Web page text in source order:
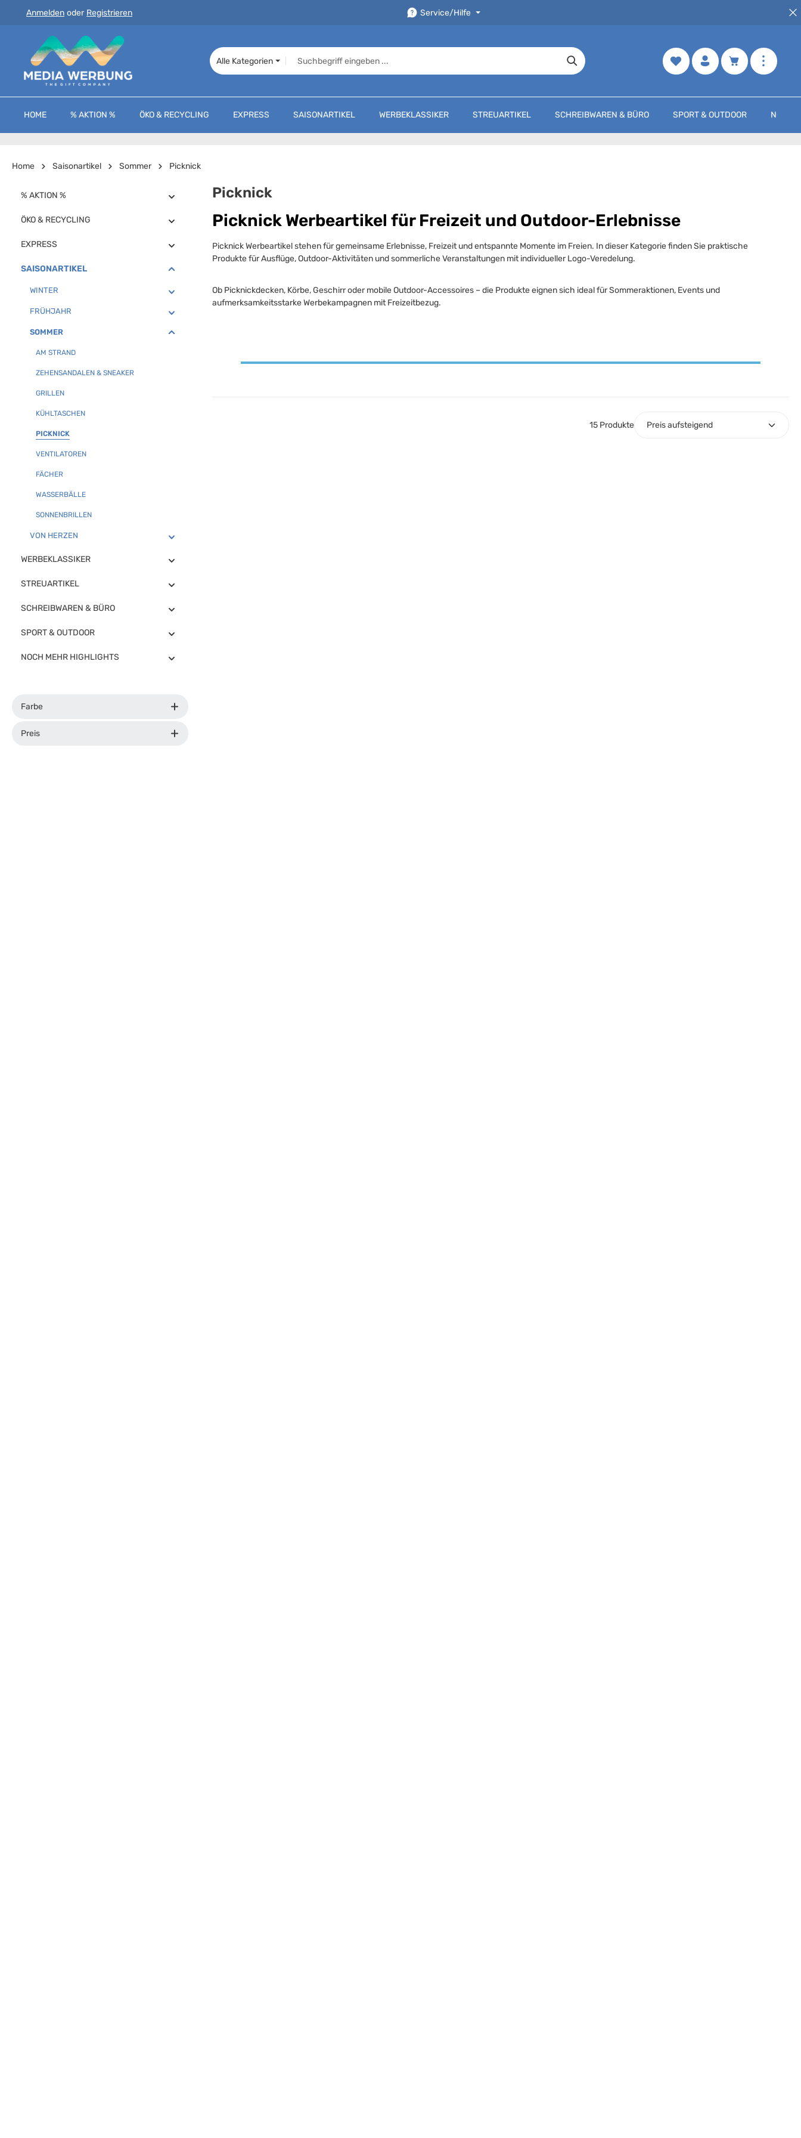
Hauptinhalt springen
Zur Suche springen
Zur Hauptnavigation springen
Anmelden oder Registrieren Service/Hilfe
Alle Kategorien
Merkzettel Warenkorb
HOME % AKTION % ÖKO & RECYCLING EXPRESS SAISONARTIKEL WERBEKLASSIKER STREUARTIKEL SCHREIBWAREN & BÜRO SPORT & OUTDOOR NOCH
Home Saisonartikel Sommer Picknick
% AKTION %
ÖKO & RECYCLING
EXPRESS
SAISONARTIKEL
WINTER
FRÜHJAHR
SOMMER
AM STRAND
ZEHENSANDALEN & SNEAKER
GRILLEN
KÜHLTASCHEN
PICKNICK
VENTILATOREN
FÄCHER
WASSERBÄLLE
SONNENBRILLEN
VON HERZEN
WERBEKLASSIKER
STREUARTIKEL
SCHREIBWAREN & BÜRO
SPORT & OUTDOOR
NOCH MEHR HIGHLIGHTS
Farbe
Preis
Picknick
Picknick Werbeartikel für Freizeit und Outdoor-Erlebnisse
Picknick Werbeartikel stehen für gemeinsame Erlebnisse, Freizeit und entspannte Momente im Freien. In dieser Kategorie finden Sie praktische
Produkte für Ausflüge, Outdoor-Aktivitäten und sommerliche Veranstaltungen mit individueller Logo-Veredelung.
Ob Picknickdecken, Körbe, Geschirr oder mobile Outdoor-Accessoires – die Produkte eignen sich ideal für Sommeraktionen, Events und
aufmerksamkeitsstarke Werbekampagnen mit Freizeitbezug.
15 Produkte